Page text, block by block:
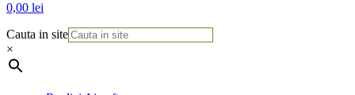
0,00 lei
Cauta in site
×